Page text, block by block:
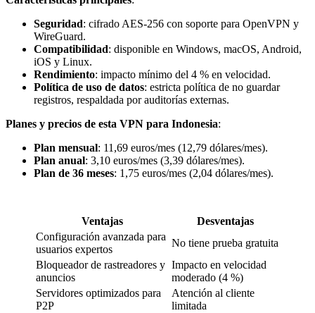
Seguridad: cifrado AES-256 con soporte para OpenVPN y
WireGuard.
Compatibilidad: disponible en Windows, macOS, Android,
iOS y Linux.
Rendimiento: impacto mínimo del 4 % en velocidad.
Política de uso de datos: estricta política de no guardar
registros, respaldada por auditorías externas.
Planes y precios de esta VPN para Indonesia:
Plan mensual: 11,69 euros/mes (12,79 dólares/mes).
Plan anual: 3,10 euros/mes (3,39 dólares/mes).
Plan de 36 meses: 1,75 euros/mes (2,04 dólares/mes).
Ventajas
Desventajas
Configuración avanzada para
usuarios expertos
No tiene prueba gratuita
Bloqueador de rastreadores y
anuncios
Impacto en velocidad
moderado (4 %)
Servidores optimizados para
P2P
Atención al cliente
limitada